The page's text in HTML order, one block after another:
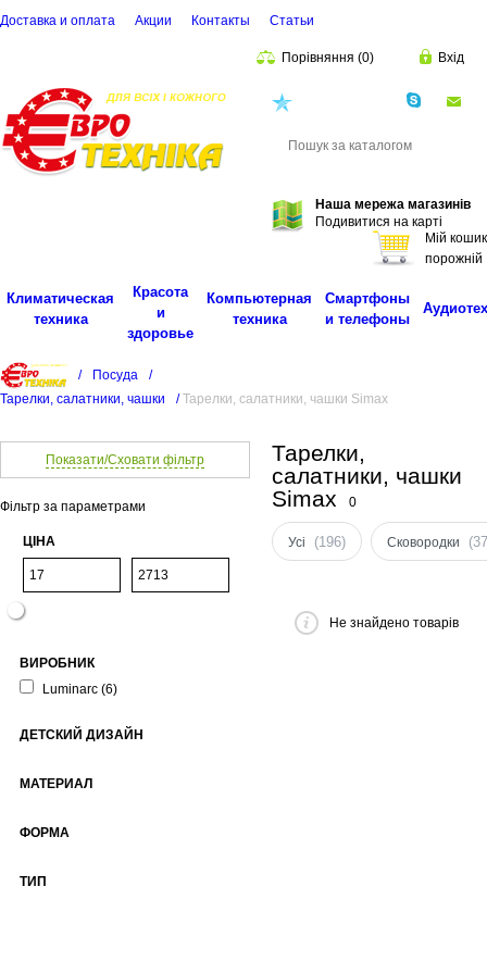
Доставка и оплата Акции Контакты Cтатьи
Порівняння (0) Вхід
Наша мережа магазинів
Подивитися на карті
Мій кошик
порожній
Климатическая
техника
Красота
и
здоровье
Компьютерная
техника
Смартфоны
и телефоны
/ Посуда
/
Тарелки, салатники, чашки
/ Тарелки, салатники, чашки Simax
Показати/Сховати фільтр
Фільтр за параметрами
ЦІНА
ВИРОБНИК
Luminarc (6)
ДЕТСКИЙ ДИЗАЙН
МАТЕРИАЛ
ФОРМА
ТИП
Тарелки,
салатники, чашки
Simax
0
Усі (196) Сковородки
Не знайдено товарів